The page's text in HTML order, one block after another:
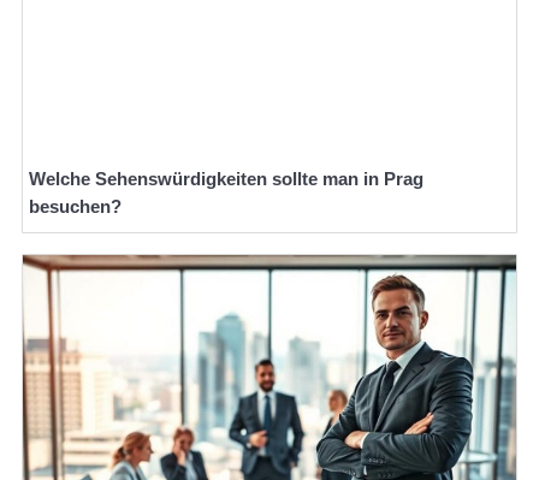
Welche Sehenswürdigkeiten sollte man in Prag
besuchen?